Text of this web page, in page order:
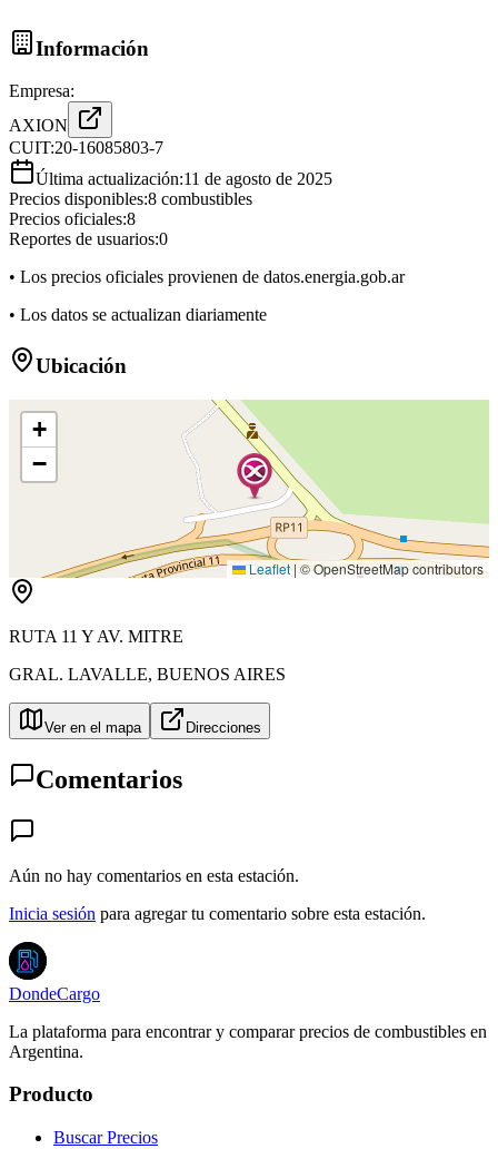
Información
Empresa:
AXION
CUIT:20-16085803-7
Última actualización:11 de agosto de 2025
Precios disponibles:8 combustibles
Precios oficiales:8
Reportes de usuarios:0
• Los precios oficiales provienen de datos.energia.gob.ar
• Los datos se actualizan diariamente
Ubicación
+
−
Leaflet|© OpenStreetMap contributors
RUTA 11 Y AV. MITRE
GRAL. LAVALLE, BUENOS AIRES
Ver en el mapa Direcciones
Comentarios
Aún no hay comentarios en esta estación.
Inicia sesión para agregar tu comentario sobre esta estación.
DondeCargo
La plataforma para encontrar y comparar precios de combustibles en
Argentina.
Producto
Buscar Precios